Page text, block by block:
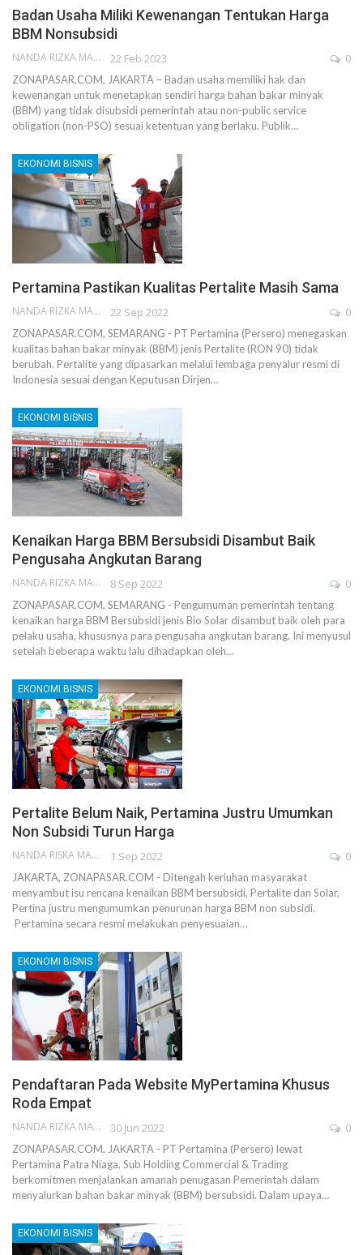
Badan Usaha Miliki Kewenangan Tentukan Harga
BBM Nonsubsidi
NANDA RIZKA MAHENDRA 22 Feb 2023 0
ZONAPASAR.COM, JAKARTA – Badan usaha memiliki hak dan
kewenangan untuk menetapkan sendiri harga bahan bakar minyak
(BBM) yang tidak disubsidi pemerintah atau non-public service
obligation (non-PSO) sesuai ketentuan yang berlaku. Publik…
EKONOMI BISNIS
Pertamina Pastikan Kualitas Pertalite Masih Sama
NANDA RIZKA MAHENDRA 22 Sep 2022 0
ZONAPASAR.COM, SEMARANG - PT Pertamina (Persero) menegaskan
kualitas bahan bakar minyak (BBM) jenis Pertalite (RON 90) tidak
berubah. Pertalite yang dipasarkan melalui lembaga penyalur resmi di
Indonesia sesuai dengan Keputusan Dirjen…
EKONOMI BISNIS
Kenaikan Harga BBM Bersubsidi Disambut Baik
Pengusaha Angkutan Barang
NANDA RIZKA MAHENDRA 8 Sep 2022 0
ZONAPASAR.COM, SEMARANG - Pengumuman pemerintah tentang
kenaikan harga BBM Bersubsidi jenis Bio Solar disambut baik oleh para
pelaku usaha, khususnya para pengusaha angkutan barang. Ini menyusul
setelah beberapa waktu lalu dihadapkan oleh…
EKONOMI BISNIS
Pertalite Belum Naik, Pertamina Justru Umumkan
Non Subsidi Turun Harga
NANDA RISKA MAHENDRA 1 Sep 2022 0
JAKARTA, ZONAPASAR.COM - Ditengah keriuhan masyarakat
menyambut isu rencana kenaikan BBM bersubsidi, Pertalite dan Solar,
Pertina justru mengumumkan penurunan harga BBM non subsidi.
Pertamina secara resmi melakukan penyesuaian…
EKONOMI BISNIS
Pendaftaran Pada Website MyPertamina Khusus
Roda Empat
NANDA RIZKA MAHENDRA 30 Jun 2022 0
ZONAPASAR.COM, JAKARTA - PT Pertamina (Persero) lewat
Pertamina Patra Niaga, Sub Holding Commercial & Trading
berkomitmen menjalankan amanah penugasan Pemerintah dalam
menyalurkan bahan bakar minyak (BBM) bersubsidi. Dalam upaya…
EKONOMI BISNIS